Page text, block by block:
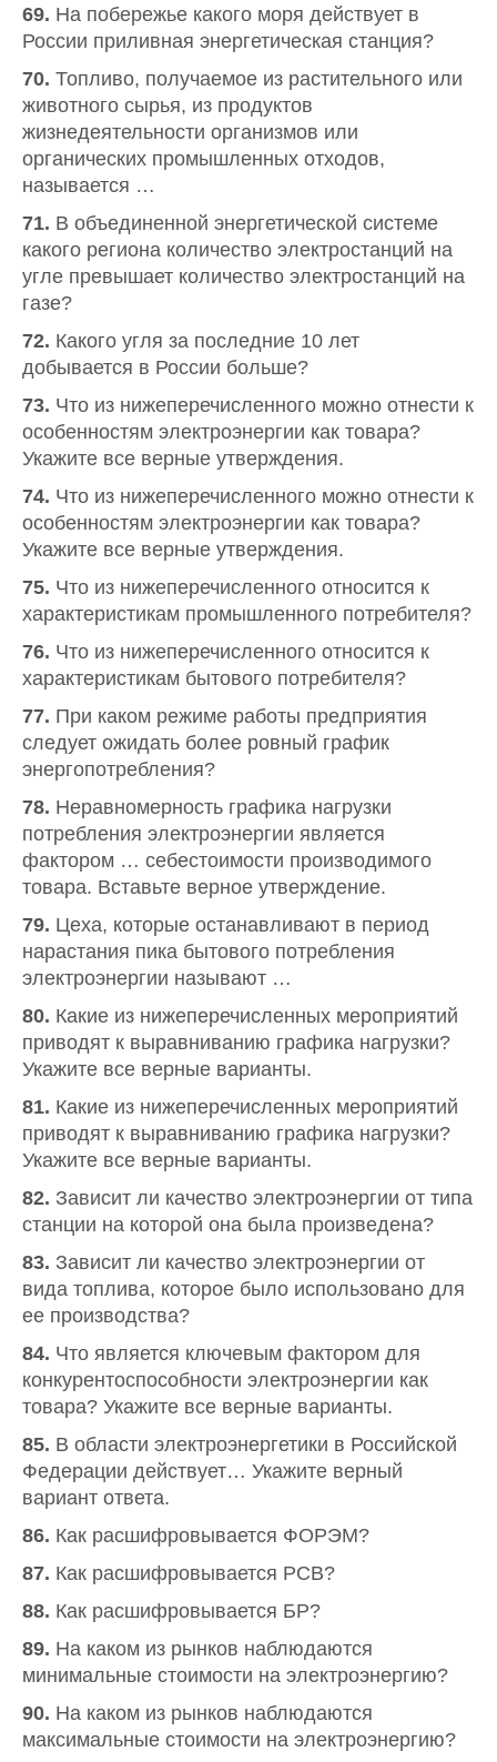
69. На побережье какого моря действует в
России приливная энергетическая станция?
70. Топливо, получаемое из растительного или
животного сырья, из продуктов
жизнедеятельности организмов или
органических промышленных отходов,
называется …
71. В объединенной энергетической системе
какого региона количество электростанций на
угле превышает количество электростанций на
газе?
72. Какого угля за последние 10 лет
добывается в России больше?
73. Что из нижеперечисленного можно отнести к
особенностям электроэнергии как товара?
Укажите все верные утверждения.
74. Что из нижеперечисленного можно отнести к
особенностям электроэнергии как товара?
Укажите все верные утверждения.
75. Что из нижеперечисленного относится к
характеристикам промышленного потребителя?
76. Что из нижеперечисленного относится к
характеристикам бытового потребителя?
77. При каком режиме работы предприятия
следует ожидать более ровный график
энергопотребления?
78. Неравномерность графика нагрузки
потребления электроэнергии является
фактором … себестоимости производимого
товара. Вставьте верное утверждение.
79. Цеха, которые останавливают в период
нарастания пика бытового потребления
электроэнергии называют …
80. Какие из нижеперечисленных мероприятий
приводят к выравниванию графика нагрузки?
Укажите все верные варианты.
81. Какие из нижеперечисленных мероприятий
приводят к выравниванию графика нагрузки?
Укажите все верные варианты.
82. Зависит ли качество электроэнергии от типа
станции на которой она была произведена?
83. Зависит ли качество электроэнергии от
вида топлива, которое было использовано для
ее производства?
84. Что является ключевым фактором для
конкурентоспособности электроэнергии как
товара? Укажите все верные варианты.
85. В области электроэнергетики в Российской
Федерации действует… Укажите верный
вариант ответа.
86. Как расшифровывается ФОРЭМ?
87. Как расшифровывается РСВ?
88. Как расшифровывается БР?
89. На каком из рынков наблюдаются
минимальные стоимости на электроэнергию?
90. На каком из рынков наблюдаются
максимальные стоимости на электроэнергию?